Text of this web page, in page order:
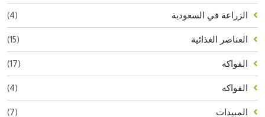
الزراعة في السعودية (4)
العناصر الغذائية (15)
الفواكه (17)
الفواكه (4)
المبيدات (7)